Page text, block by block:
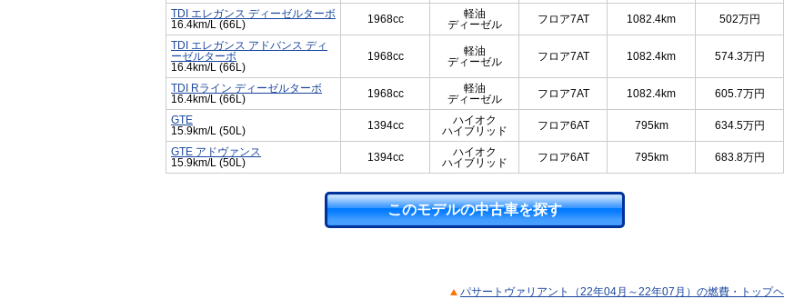
TDI エレガンス ディーゼルターボ
16.4km/L (66L)
1968cc
軽油
ディーゼル
フロア7AT 1082.4km 502万円
TDI エレガンス アドバンス ディ
ーゼルターボ
16.4km/L (66L)
1968cc
軽油
ディーゼル
フロア7AT 1082.4km 574.3万円
TDI Rライン ディーゼルターボ
16.4km/L (66L)
1968cc
軽油
ディーゼル
フロア7AT 1082.4km 605.7万円
GTE
15.9km/L (50L)
1394cc
ハイオク
ハイブリッド
フロア6AT 795km 634.5万円
GTE アドヴァンス
15.9km/L (50L)
1394cc
ハイオク
ハイブリッド
フロア6AT 795km 683.8万円
このモデルの中古車を探す
パサートヴァリアント（22年04月～22年07月）の燃費・トップヘ